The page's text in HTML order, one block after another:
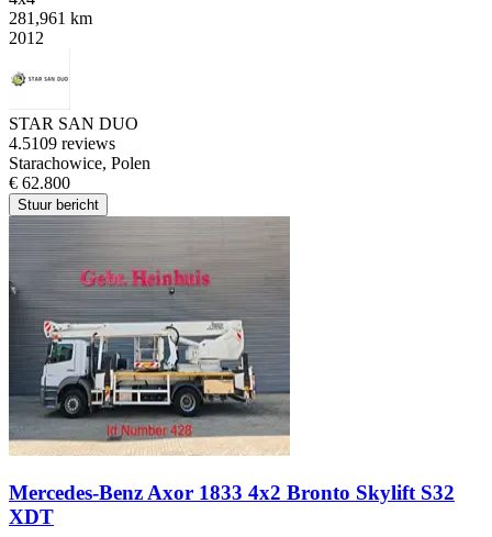
281,961 km
2012
STAR SAN DUO
4.5109 reviews
Starachowice, Polen
€ 62.800
Stuur bericht
Mercedes-Benz Axor 1833 4x2 Bronto Skylift S32
XDT